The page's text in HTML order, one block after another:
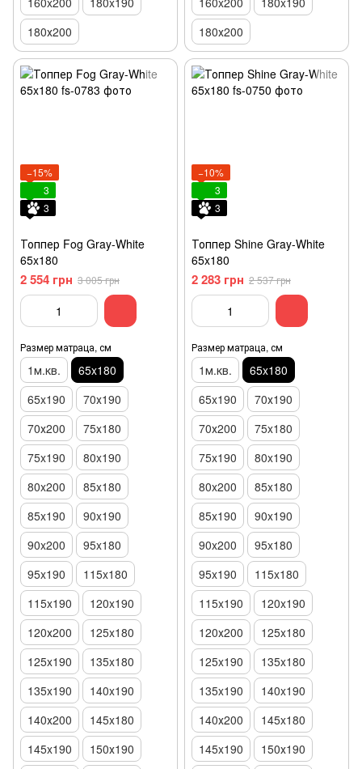
180х200
180х200
−15%
3
3
Топпер Fog Gray-White
65x180
2 554 грн 3 005 грн
Размер матраца, см
1м.кв.
65x180
65x190
70х190
70х200
75x180
75x190
80x190
80x200
85x180
85x190
90x190
90x200
95x180
95x190
115x180
115x190
120x190
120х200
125x180
125x190
135x180
135x190
140x190
140х200
145x180
145x190
150х190
−10%
3
3
Топпер Shine Gray-White
65x180
2 283 грн 2 537 грн
Размер матраца, см
1м.кв.
65x180
65x190
70х190
70х200
75x180
75x190
80x190
80x200
85x180
85x190
90x190
90x200
95x180
95x190
115x180
115x190
120x190
120х200
125x180
125x190
135x180
135x190
140x190
140х200
145x180
145x190
150х190